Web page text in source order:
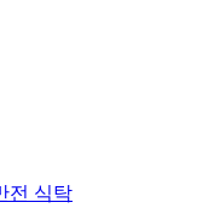
전 식탁